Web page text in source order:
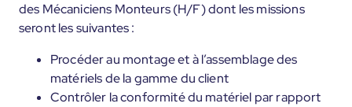
des Mécaniciens Monteurs (H/F) dont les missions
seront les suivantes :
Procéder au montage et à l’assemblage des
matériels de la gamme du client
Contrôler la conformité du matériel par rapport